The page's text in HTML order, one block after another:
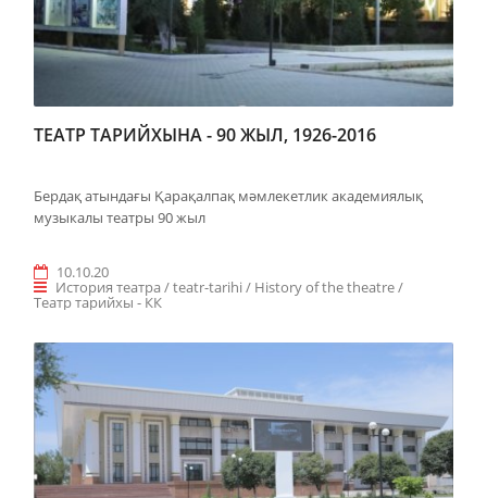
ТЕАТР ТАРИЙХЫНА - 90 ЖЫЛ, 1926-2016
Бердақ атындағы Қарақалпақ мәмлекетлик академиялық
музыкалы театры 90 жыл
10.10.20
История театра / teatr-tarihi / History of the theatre /
Teaтр тарийхы - КК